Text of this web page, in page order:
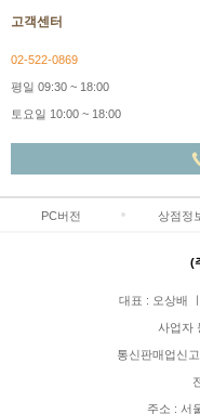
고객센터
02-522-0869
평일 09:30 ~ 18:00
토요일 10:00 ~ 18:00
PC버전 상점정
(
대표 : 오상배
사업자
통신판매업신
주소 : 서